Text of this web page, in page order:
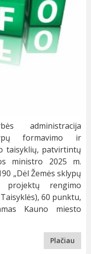
administracija
formavimo ir
taisyklių, patvirtintų
ministro 2025 m.
„Dėl Žemės sklypų
projektų rengimo
60 punktu,
Kauno miesto
Plačiau